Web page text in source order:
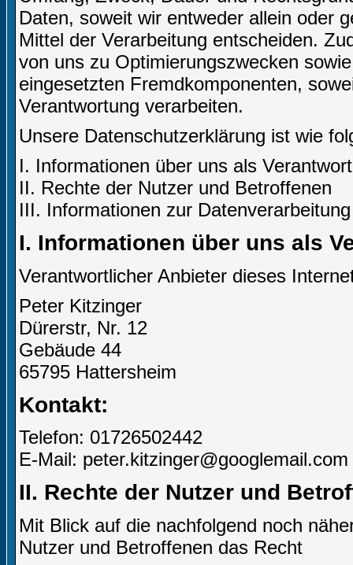
Daten, soweit wir entweder allein oder
Mittel der Verarbeitung entscheiden.
von uns zu Optimierungszwecken
eingesetzten Fremdkomponenten,
Verantwortung verarbeiten.
Unsere Datenschutzerklärung ist wie
I. Informationen über uns als
II. Rechte der Nutzer und Betroffenen
III. Informationen zur Datenverarbeitung
I. Informationen über uns als
Verantwortlicher Anbieter dieses
Peter Kitzinger
Dürerstr, Nr. 12
Gebäude 44
65795 Hattersheim
Kontakt:
Telefon: 01726502442
E-Mail: peter.kitzinger@googlemail.com
II. Rechte der Nutzer und
Mit Blick auf die nachfolgend noch
Nutzer und Betroffenen das Recht